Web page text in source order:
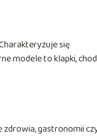
się
modele to klapki,
gastronomii